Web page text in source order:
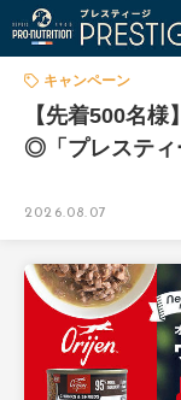
キャンペーン
【先着500名
◎「プレスティ
2026.08.07